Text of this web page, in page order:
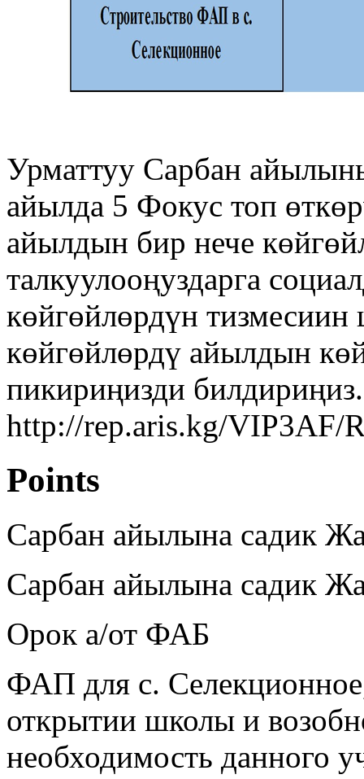
Урматтуу Сарбан
айылда 5 Фокус топ
айылдын бир нече
талкуулооңуздарга
көйгөйлөрдүн
көйгөйлөрдү айылдын
пикириңизди билдириңиз.
http://rep.aris.kg/VIP3AF/
Points
Сарбан айылына садик
Сарбан айылына садик
Орок а/от ФАБ
ФАП для с.
открытии школы и
необходимость данного